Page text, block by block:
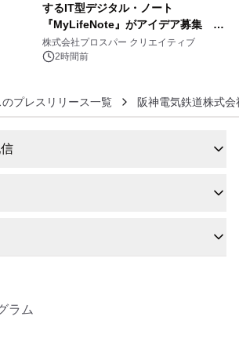
するIT型デジタル・ノート
『MyLifeNote』がアイデア募集 優
秀賞100名に1年間無償試用
株式会社プロスパー クリエイティブ
2時間前
のプレスリリース一覧 阪神電気鉄道株式会
ラム